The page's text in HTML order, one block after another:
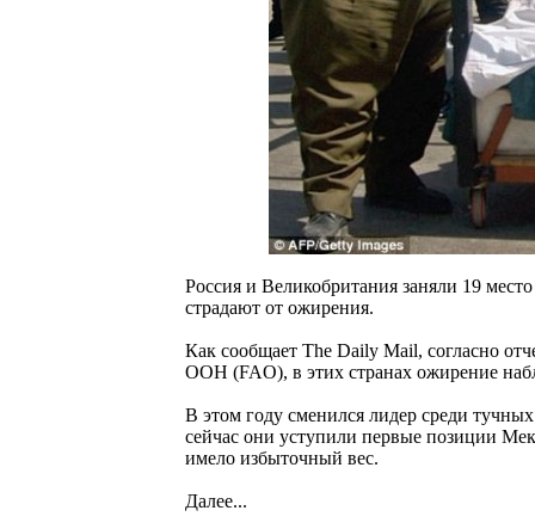
Россия и Великобритания заняли 19
страдают от ожирения.
Как сообщает The Daily Mail, согласно
ООН (FAO), в этих странах ожирение
В этом году сменился лидер среди
сейчас они уступили первые позиции
имело избыточный вес.
Далее...